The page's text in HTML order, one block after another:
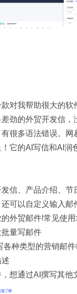
款对我帮助很大的软
差劲的外贸开发信，
很多语法错误。网
它的AI写信和AI润
信、产品介绍、节
可以自定义输入邮
外贸邮件!常见使用
量写邮件
种类型的营销邮
想通过AI撰写其他